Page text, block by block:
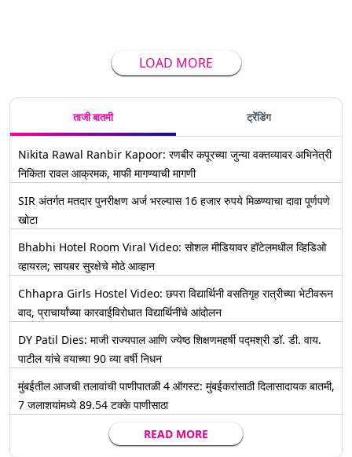
LOAD MORE
ताजी बातमी ट्रेंडिंग
Nikita Rawal Ranbir Kapoor: रणबीर कपूरच्या जुन्या वक्तव्यावर अभिनेत्री
निकिता रावल आक्रमक, माफी मागण्याची मागणी
SIR अंतर्गत मतदार पुनरीक्षण अर्ज भरल्यास 16 हजार रुपये मिळण्याचा दावा पूर्णपणे
खोटा
Bhabhi Hotel Room Viral Video: सोशल मीडियावर हॉटेलमधील व्हिडिओ
व्हायरल; सायबर सुरक्षेचे मोठे आव्हान
Chhapra Girls Hostel Video: छपरा विद्यार्थिनी वसतिगृह रात्रीच्या भेटीवरून
वाद, प्राचार्यांच्या कारवाईविरोधात विद्यार्थिनींचे आंदोलन
DY Patil Dies: माजी राज्यपाल आणि ज्येष्ठ शिक्षणमहर्षी पद्मश्री डॉ. डी. वाय.
पाटील यांचे वयाच्या 90 व्या वर्षी निधन
मुंबईतील आजची तलावांची पाणीपातळी 4 ऑगस्ट: मुंबईकरांसाठी दिलासादायक बातमी,
7 जलाशयांमध्ये 89.54 टक्के पाणीसाठा
READ MORE